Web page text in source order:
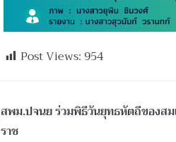
Post Views:954
สพม.ปจนย ร่วมพิธีวันยุทธหัตถีของสม
ราช